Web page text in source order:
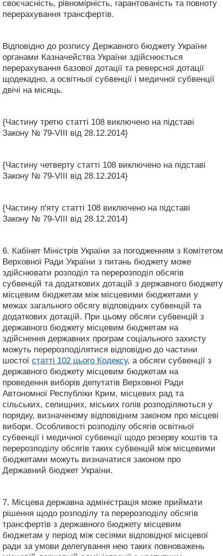
своєчасність, рівномірність, гарантованість та повноту
перерахування трансфертів.
Відповідно до розпису Державного бюджету України
органами Казначейства України здійснюється
перерахування базової дотації та реверсної дотації
щодекадно, а освітньої субвенції і медичної субвенції
двічі на місяць.
{Частину третю статті 108 виключено на підставі
Закону № 79-VIII від 28.12.2014}
{Частину четверту статті 108 виключено на підставі
Закону № 79-VIII від 28.12.2014}
{Частину п'яту статті 108 виключено на підставі
Закону № 79-VIII від 28.12.2014}
6. Кабінет Міністрів України за погодженням з Комітетом
Верховної Ради України з питань бюджету може
здійснювати розподіл та перерозподіл обсягів
субвенцій та додаткових дотацій з державного бюджету
місцевим бюджетам між місцевими бюджетами у
межах загального обсягу відповідних субвенцій та
додаткових дотацій. При цьому обсяги субвенцій з
державного бюджету місцевим бюджетам на
здійснення державних програм соціального захисту
можуть перерозподілятися відповідно до частини
шостої статті 102 цього Кодексу, а обсяги субвенції з
державного бюджету місцевим бюджетам на
проведення виборів депутатів Верховної Ради
Автономної Республіки Крим, місцевих рад та
сільських, селищних, міських голів розподіляються у
порядку, визначеному відповідним законом про місцеві
вибори. Особливості розподілу обсягів освітньої
субвенції і медичної субвенції щодо резерву коштів та
перерозподілу обсягів таких субвенцій між місцевими
бюджетами можуть визначатися законом про
Державний бюджет України.
7. Місцева державна адміністрація може приймати
рішення щодо розподілу та перерозподілу обсягів
трансфертів з державного бюджету місцевим
бюджетам у період між сесіями відповідної місцевої
ради за умови делегування нею таких повноважень